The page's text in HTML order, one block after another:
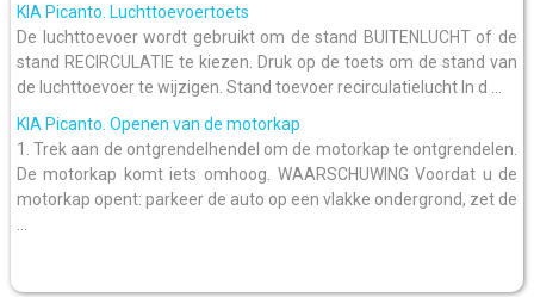
KIA Picanto. Luchttoevoertoets
De luchttoevoer wordt gebruikt om de stand BUITENLUCHT of de
stand RECIRCULATIE te kiezen. Druk op de toets om de stand van
de luchttoevoer te wijzigen. Stand toevoer recirculatielucht In d ...
KIA Picanto. Openen van de motorkap
1. Trek aan de ontgrendelhendel om de motorkap te ontgrendelen.
De motorkap komt iets omhoog. WAARSCHUWING Voordat u de
motorkap opent: parkeer de auto op een vlakke ondergrond, zet de